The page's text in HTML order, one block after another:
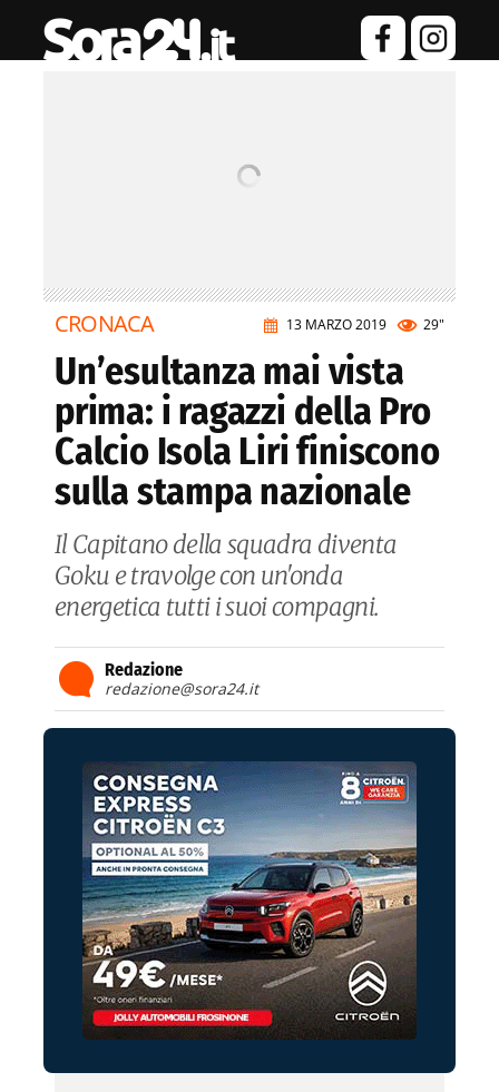
13 MARZO 2019 29"
CRONACA
Un’esultanza mai vista
prima: i ragazzi della Pro
Calcio Isola Liri finiscono
sulla stampa nazionale
Il Capitano della squadra diventa
Goku e travolge con un'onda
energetica tutti i suoi compagni.
Redazione
redazione@sora24.it